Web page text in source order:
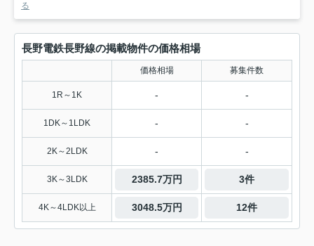
る
長野電鉄長野線の掲載物件の価格相場
価格相場 募集件数
1R～1K - -
1DK～1LDK - -
2K～2LDK - -
3K～3LDK 2385.7万円 3件
4K～4LDK以上 3048.5万円 12件